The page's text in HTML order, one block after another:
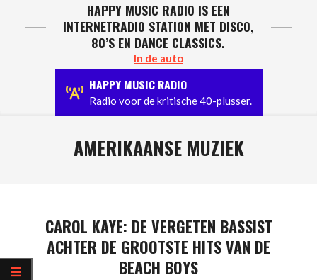
HAPPY MUSIC RADIO IS EEN
INTERNETRADIO STATION MET DISCO,
80’S EN DANCE CLASSICS.
In de auto
HAPPY MUSIC RADIO
Radio voor de kritische 40-plusser.
AMERIKAANSE MUZIEK
CAROL KAYE: DE VERGETEN BASSIST
ACHTER DE GROOTSTE HITS VAN DE
BEACH BOYS